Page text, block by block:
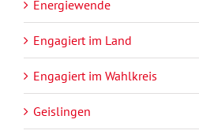
Energiewende
Engagiert im Land
Engagiert im Wahlkreis
Geislingen